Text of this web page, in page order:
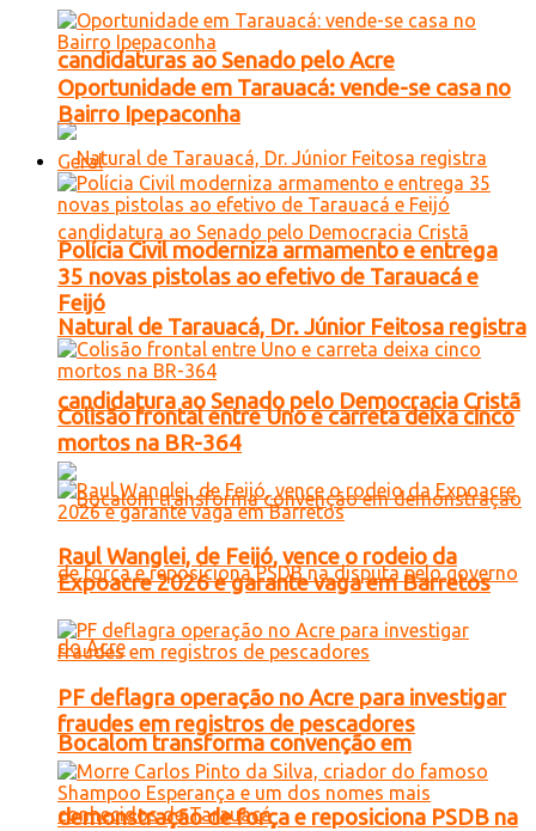
candidaturas ao Senado pelo Acre
Natural de Tarauacá, Dr. Júnior Feitosa registra
candidatura ao Senado pelo Democracia Cristã
Bocalom transforma convenção em
demonstração de força e reposiciona PSDB na
Oportunidade em Tarauacá: vende-se casa no
Bairro Ipepaconha
Geral
Polícia Civil moderniza armamento e entrega
35 novas pistolas ao efetivo de Tarauacá e
Feijó
Colisão frontal entre Uno e carreta deixa cinco
mortos na BR-364
Raul Wanglei, de Feijó, vence o rodeio da
Expoacre 2026 e garante vaga em Barretos
PF deflagra operação no Acre para investigar
fraudes em registros de pescadores